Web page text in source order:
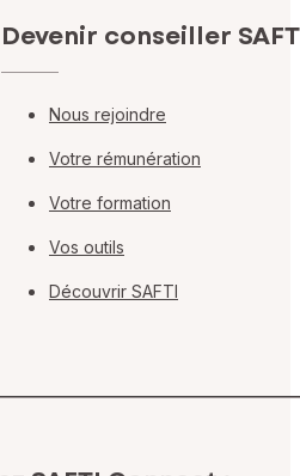
Devenir conseiller
Nous rejoindre
Votre rémunération
Votre formation
Vos outils
Découvrir SAFTI